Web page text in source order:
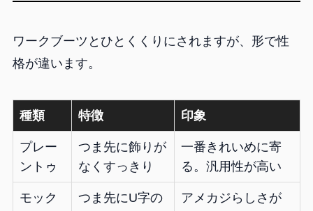
ワークブーツとひとくくりにされますが、形で性
格が違います。
種類 特徴 印象
プレー
ントゥ
つま先に飾りが
なくすっきり
一番きれいめに寄
る。汎用性が高い
モック
つま先にU字の
アメカジらしさが